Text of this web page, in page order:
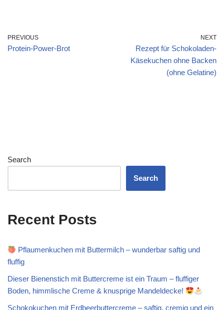
PREVIOUS
Protein-Power-Brot
NEXT
Rezept für Schokoladen-
Käsekuchen ohne Backen
(ohne Gelatine)
Search
Search
Recent Posts
Pflaumenkuchen mit Buttermilch – wunderbar saftig und
fluffig
Dieser Bienenstich mit Buttercreme ist ein Traum – fluffiger
Boden, himmlische Creme & knusprige Mandeldecke!
Schokokuchen mit Erdbeerbuttercreme – saftig, cremig und ein